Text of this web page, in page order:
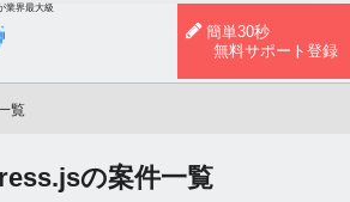
業界最大級
簡単30秒
無料サポート登録
覧
の案件一覧